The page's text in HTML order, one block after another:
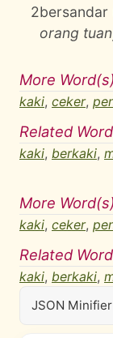
2
orang
More Word(s)
kaki, ceker,
Related
kaki, berkaki,
More Word(s)
kaki, ceker,
Related
kaki, berkaki,
JSON